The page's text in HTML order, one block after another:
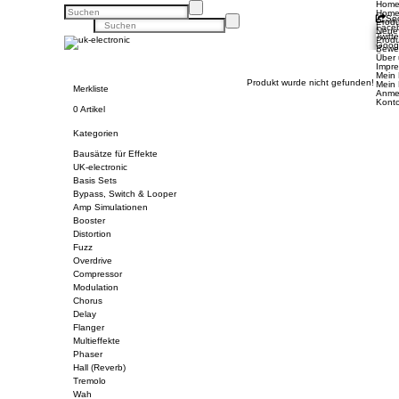
Home
Home
Über
Mein
Mein
Produkt wurde nicht gefunden!
Merkliste
0 Artikel
Kategorien
Bausätze für Effekte
UK-electronic
Basis Sets
Bypass, Switch & Looper
Amp Simulationen
Booster
Distortion
Fuzz
Overdrive
Compressor
Modulation
Chorus
Delay
Flanger
Multieffekte
Phaser
Hall (Reverb)
Tremolo
Wah